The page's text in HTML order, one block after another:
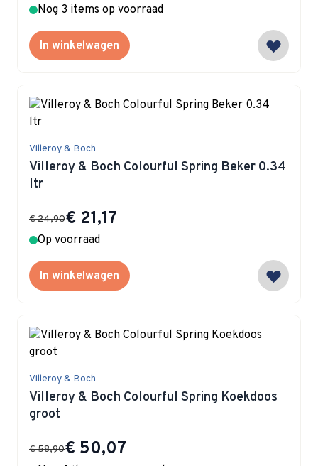
Nog 3 items op voorraad
In winkelwagen
Villeroy & Boch
Villeroy & Boch Colourful Spring Beker 0.34
ltr
Special Price
€ 21,17
€ 24,90
Op voorraad
In winkelwagen
Villeroy & Boch
Villeroy & Boch Colourful Spring Koekdoos
groot
Special Price
€ 50,07
€ 58,90